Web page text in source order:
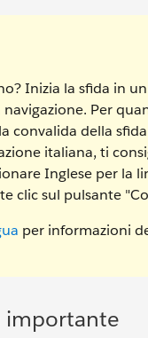
Inizia la sfida in
Per
convalida della
italiana, ti
Inglese per la
clic sul pulsante
per informazioni
importante